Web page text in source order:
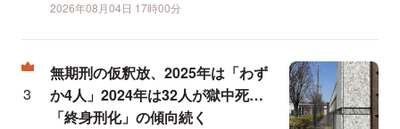
2026年08月04日 17時00分
無期刑の仮釈放、2025年は「わず
か4人」2024年は32人が獄中死…
「終身刑化」の傾向続く